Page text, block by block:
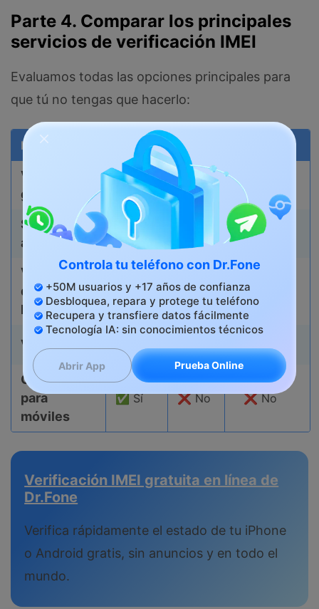
Parte 4. Comparar los principales
servicios de verificación IMEI
Evaluamos todas las opciones principales para
que tú no tengas que hacerlo:
Función Dr.Fone IMEI24
Verificación
gratuita
✅ Sí ✅ Sí ✅ Sí
Sin
anuncios
✅ Sí ❌ No ❌ No
Verificación
de bloqueo
MDM
✅ Sí ❌ No ❌ No
Velocidad 1 min
2-5
min
más de
3 min
Optimizado
para
móviles
✅ Sí ❌ No ❌ No
Verificación IMEI gratuita en línea de
Dr.Fone
Verifica rápidamente el estado de tu iPhone
o Android gratis, sin anuncios y en todo el
mundo.
Controla tu teléfono con Dr.Fone
+50M usuarios y +17 años de confianza
Desbloquea, repara y protege tu teléfono
Recupera y transfiere datos fácilmente
Tecnología IA: sin conocimientos técnicos
Abrir App Prueba Online